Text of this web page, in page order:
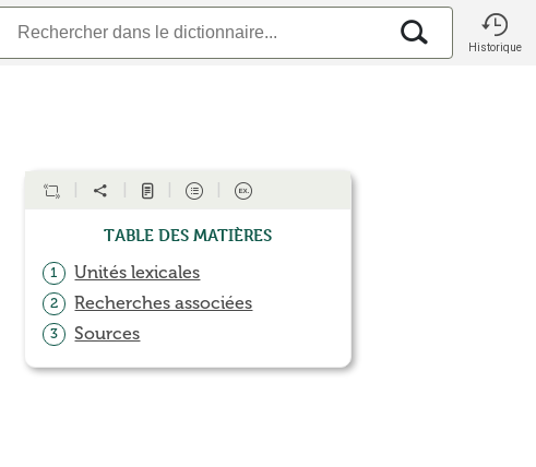
Historique
Table des matières
1 Unités lexicales
2 Recherches associées
3 Sources